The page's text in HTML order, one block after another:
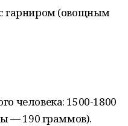
гарниром (овощным
человека: 1500-1800
— 190 граммов).